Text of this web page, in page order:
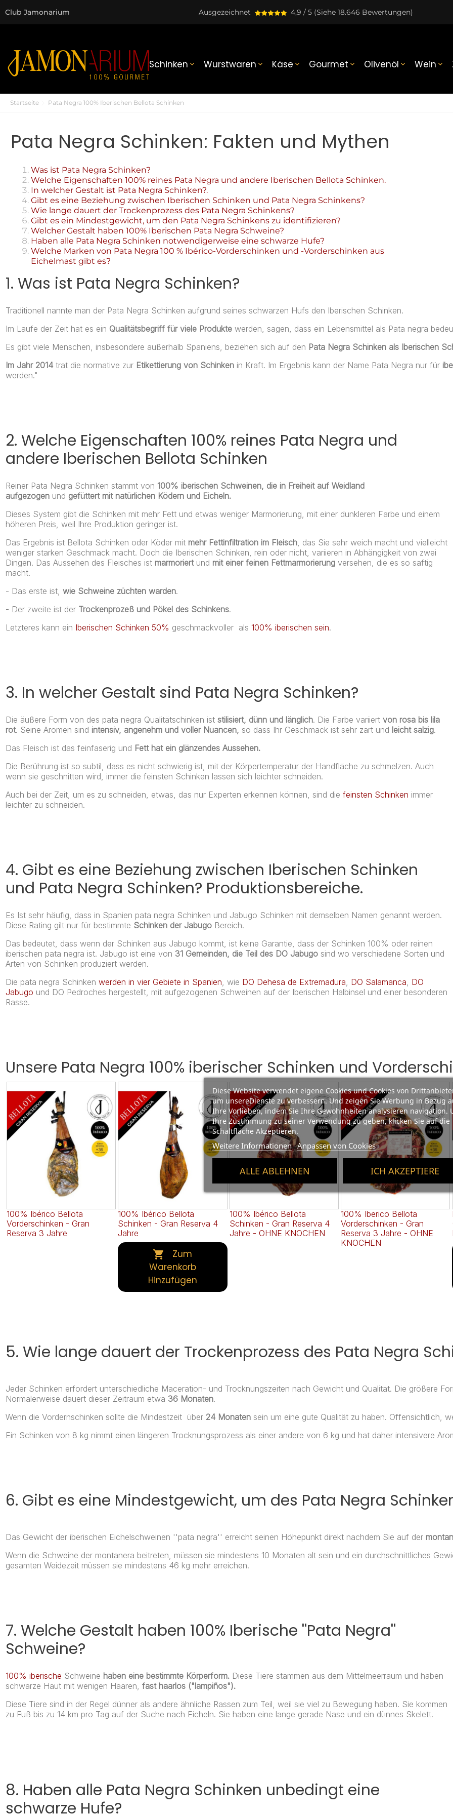
Diese Website verwendet eigene Cookies und Cookies von
um unsereDienste zu verbessern. Und zeigen Sie Werbung in Bezug
Ihre Vorlieben, indem Sie Ihre Gewohnheiten analysieren navigation.
Ihre Zustimmung zu seiner Verwendung zu geben, klicken Sie auf die
Schaltfläche Akzeptieren.
Weitere Informationen Anpassen von Cookies
ALLE ABLEHNEN ICH AKZEPTIERE
Club Jamonarium Ausgezeichnet 4,9 / 5 (Siehe 18.646 Bewertungen)
Schinken  Wurstwaren  Käse  Gourmet  Olivenöl  Wein 
Startseite Pata Negra 100% Iberischen Bellota Schinken
Pata Negra Schinken: Fakten und Mythen
Was ist Pata Negra Schinken?
Welche Eigenschaften 100% reines Pata Negra und andere Iberischen Bellota Schinken.
In welcher Gestalt ist Pata Negra Schinken?.
Gibt es eine Beziehung zwischen Iberischen Schinken und Pata Negra Schinkens?
Wie lange dauert der Trockenprozess des Pata Negra Schinkens?
Gibt es ein Mindestgewicht, um den Pata Negra Schinkens zu identifizieren?
Welcher Gestalt haben 100% Iberischen Pata Negra Schweine?
Haben alle Pata Negra Schinken notwendigerweise eine schwarze Hufe?
Welche Marken von Pata Negra 100 % Ibérico-Vorderschinken und -Vorderschinken aus
Eichelmast gibt es?
1. Was ist Pata Negra Schinken?
Traditionell nannte man der Pata Negra Schinken aufgrund seines schwarzen Hufs den Iberischen Schinken.
Im Laufe der Zeit hat es ein Qualitätsbegriff für viele Produkte werden, sagen, dass ein Lebensmittel als Pata negra
Es gibt viele Menschen, insbesondere außerhalb Spaniens, beziehen sich auf den Pata Negra Schinken als Iberischen
Im Jahr 2014 trat die normative zur Etikettierung von Schinken in Kraft. Im Ergebnis kann der Name Pata Negra nur für
werden."
2. Welche Eigenschaften 100% reines Pata Negra und
andere Iberischen Bellota Schinken
Reiner Pata Negra Schinken stammt von 100% iberischen Schweinen, die in Freiheit auf Weidland
aufgezogen und gefüttert mit natürlichen Ködern und Eicheln.
Dieses System gibt die Schinken mit mehr Fett und etwas weniger Marmorierung, mit einer dunkleren Farbe und einem
höheren Preis, weil Ihre Produktion geringer ist.
Das Ergebnis ist Bellota Schinken oder Köder mit mehr Fettinfiltration im Fleisch , das Sie sehr weich macht und vielleicht
weniger starken Geschmack macht. Doch die Iberischen Schinken, rein oder nicht, variieren in Abhängigkeit von zwei
Dingen. Das Aussehen des Fleisches ist marmoriertund mit einer feinen Fettmarmorierung versehen, die es so saftig
macht.
- Das erste ist, wie Schweine züchten warden.
- Der zweite ist der Trockenprozeß und Pökel des Schinkens.
Letzteres kann ein Iberischen Schinken 50% geschmackvoller als 100% iberischen sein.
3. In welcher Gestalt sind Pata Negra Schinken?
Die äußere Form von des pata negra Qualitätschinken ist stilisiert, dünn und länglich. Die Farbe variiert von rosa bis lila
rot. Seine Aromen sind intensiv, angenehm und voller Nuancen, so dass Ihr Geschmack ist sehr zart und leicht salzig.
Das Fleisch ist das feinfaserig und Fett hat ein glänzendes Aussehen.
Die Berührung ist so subtil, dass es nicht schwierig ist, mit der Körpertemperatur der Handfläche zu schmelzen. Auch
wenn sie geschnitten wird, immer die feinsten Schinken lassen sich leichter schneiden.
Auch bei der Zeit, um es zu schneiden, etwas, das nur Experten erkennen können, sind die feinsten Schinken immer
leichter zu schneiden.
4. Gibt es eine Beziehung zwischen Iberischen Schinken
und Pata Negra Schinken? Produktionsbereiche.
Es Ist sehr häufig, dass in Spanien pata negra Schinken und Jabugo Schinken mit demselben Namen genannt werden.
Diese Rating gilt nur für bestimmte Schinken der Jabugo Bereich.
Das bedeutet, dass wenn der Schinken aus Jabugo kommt, ist keine Garantie, dass der Schinken 100% oder reinen
iberischen pata negra ist. Jabugo ist eine von 31 Gemeinden, die Teil des DO Jabugo sind wo verschiedene Sorten und
Arten von Schinken produziert werden.
Die pata negra Schinken werden in vier Gebiete in Spanien , wie DO Dehesa de Extremadura DO Salamanca DO
Jabugo und DO Pedroches hergestellt, mit aufgezogenen Schweinen auf der Iberischen Halbinsel und einer besonderen
Rasse.
Unsere Pata Negra 100% iberischer Schinken und
100% Ibérico Bellota
Vorderschinken - Gran
Reserva 3 Jahre
100% Ibérico Bellota
Schinken - Gran Reserva 4
Jahre

Warenkorb
Hinzufügen
100% Ibérico Bellota
Schinken - Gran Reserva 4
Jahre - OHNE KNOCHEN
100% Iberico Bellota
Vorderschinken - Gran
Reserva 3 Jahre - OHNE
KNOCHEN
5. Wie lange dauert der Trockenprozess des Pata Negra
Jeder Schinken erfordert unterschiedliche Maceration- und Trocknungszeiten nach Gewicht und Qualität. Die größere
Normalerweise dauert dieser Zeitraum etwa 36 Monaten.
Wenn die Vordernschinken sollte die Mindestzeit über 24 Monaten sein um eine gute Qualität zu haben. Offensichtlich,
Ein Schinken von 8 kg nimmt einen längeren Trocknungsprozess als einer andere von 6 kg und hat daher intensivere
6. Gibt es eine Mindestgewicht, um des Pata Negra
Das Gewicht der iberischen Eichelschweinen ''pata negra'' erreicht seinen Höhepunkt direkt nachdem Sie auf der
Wenn die Schweine der montanera beitreten, müssen sie mindestens 10 Monaten alt sein und ein durchschnittliches
gesamten Weidezeit müssen sie mindestens 46 kg mehr erreichen.
7. Welche Gestalt haben 100% Iberische ''Pata Negra''
Schweine?
100% iberische Schweine haben eine bestimmte Körperform. Diese Tiere stammen aus dem Mittelmeerraum und haben
schwarze Haut mit wenigen Haaren, fast haarlos ("lampiños").
Diese Tiere sind in der Regel dünner als andere ähnliche Rassen zum Teil, weil sie viel zu Bewegung haben. Sie kommen
zu Fuß bis zu 14 km pro Tag auf der Suche nach Eicheln. Sie haben eine lange gerade Nase und ein dünnes Skelett.
8. Haben alle Pata Negra Schinken unbedingt eine
schwarze Hufe?